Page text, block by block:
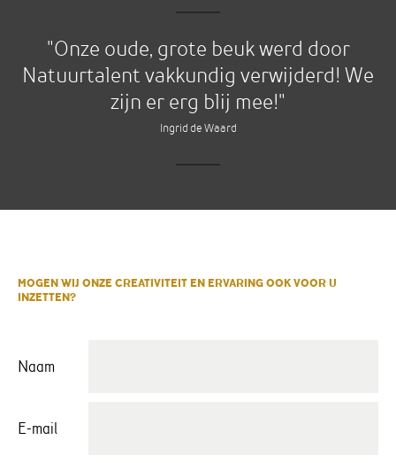
"Onze oude, grote beuk werd door
Natuurtalent vakkundig verwijderd! We
zijn er erg blij mee!"
Ingrid de Waard
MOGEN WIJ ONZE CREATIVITEIT EN ERVARING OOK VOOR U
INZETTEN?
Naam
E-mail